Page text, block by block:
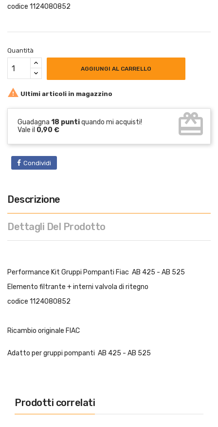
codice 1124080852
Quantità
AGGIUNGI AL CARRELLO
 Ultimi articoli in magazzino
Guadagna 18 puntiquando mi acquisti!
Vale il 0,90 € card_giftcard
Condividi
Descrizione
Dettagli Del Prodotto
Performance Kit Gruppi Pompanti Fiac AB 425 - AB 525
Elemento filtrante + interni valvola di ritegno
codice 1124080852
Ricambio originale FIAC
Adatto per gruppi pompanti AB 425 - AB 525
Prodotti correlati